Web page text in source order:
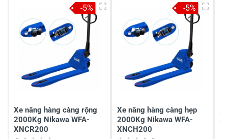
2
-
1
-
Chia sẻ nhận xét về sản phẩm
Xe nâng hàng càng rộng
2000Kg Nikawa WFA-
XNCR200
-5%
Xe nâng hàng càng hẹp
2000Kg Nikawa WFA-
XNCH200
-5%